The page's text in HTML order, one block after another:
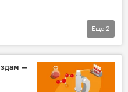
Еще 2
—